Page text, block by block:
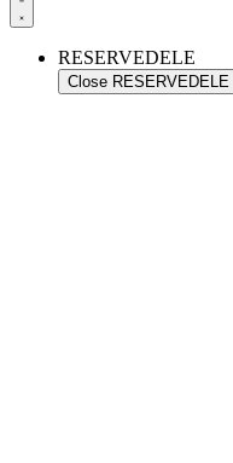
RESERVEDELE
Close RESERVEDELE